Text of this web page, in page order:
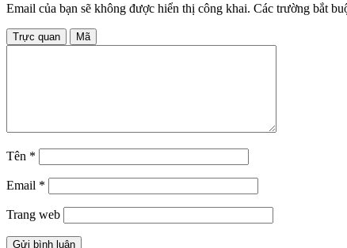
Email của bạn sẽ không được hiển thị công khai. Các trường bắt
Trực quan Mã
Tên *
Email *
Trang web